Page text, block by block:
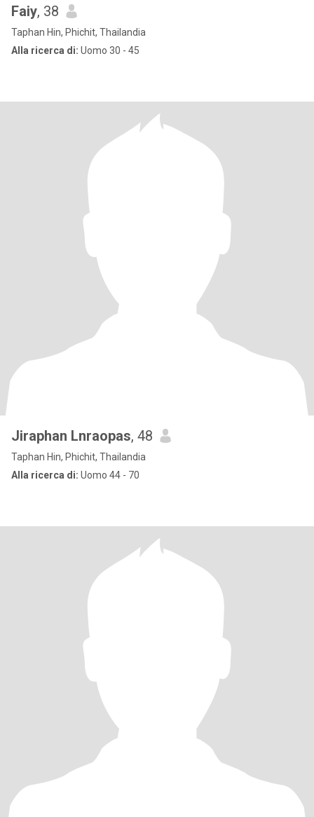
Faiy, 38
Taphan Hin, Phichit, Thailandia
Alla ricerca di: Uomo 30 - 45
Jiraphan Lnraopas, 48
Taphan Hin, Phichit, Thailandia
Alla ricerca di: Uomo 44 - 70